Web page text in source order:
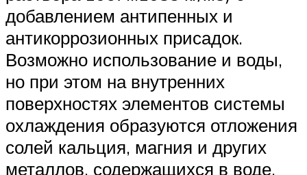
добавлением антипенных и
антикоррозионных присадок.
Возможно использование и воды,
но при этом на внутренних
поверхностях элементов системы
охлаждения образуются отложения
солей кальция, магния и других
металлов, содержащихся в воде.